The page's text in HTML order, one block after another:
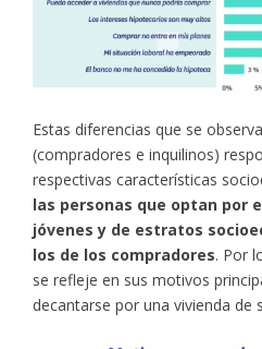
Estas diferencias que se
(compradores e inquilinos)
respectivas características
las personas que optan por
jóvenes y de estratos
los de los compradores. Por
se refleje en sus motivos
decantarse por una vivienda de